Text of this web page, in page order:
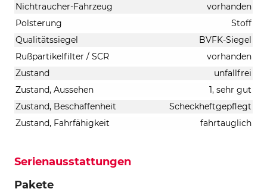
Nichtraucher-Fahrzeug
vorhanden
Polsterung
Stoff
Qualitätssiegel
BVFK-Siegel
Rußpartikelfilter / SCR
vorhanden
Zustand
unfallfrei
Zustand, Aussehen
1, sehr gut
Zustand, Beschaffenheit
Scheckheftgepflegt
Zustand, Fahrfähigkeit
fahrtauglich
Serienausstattungen
Pakete